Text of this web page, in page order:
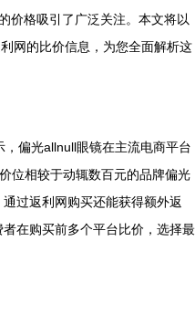
价格吸引了广泛关注。本文将以
网的比价信息，为您全面解析这
偏光allnull眼镜在主流电商平台
位相较于动辄数百元的品牌偏光
过返利网购买还能获得额外返
在购买前多个平台比价，选择最